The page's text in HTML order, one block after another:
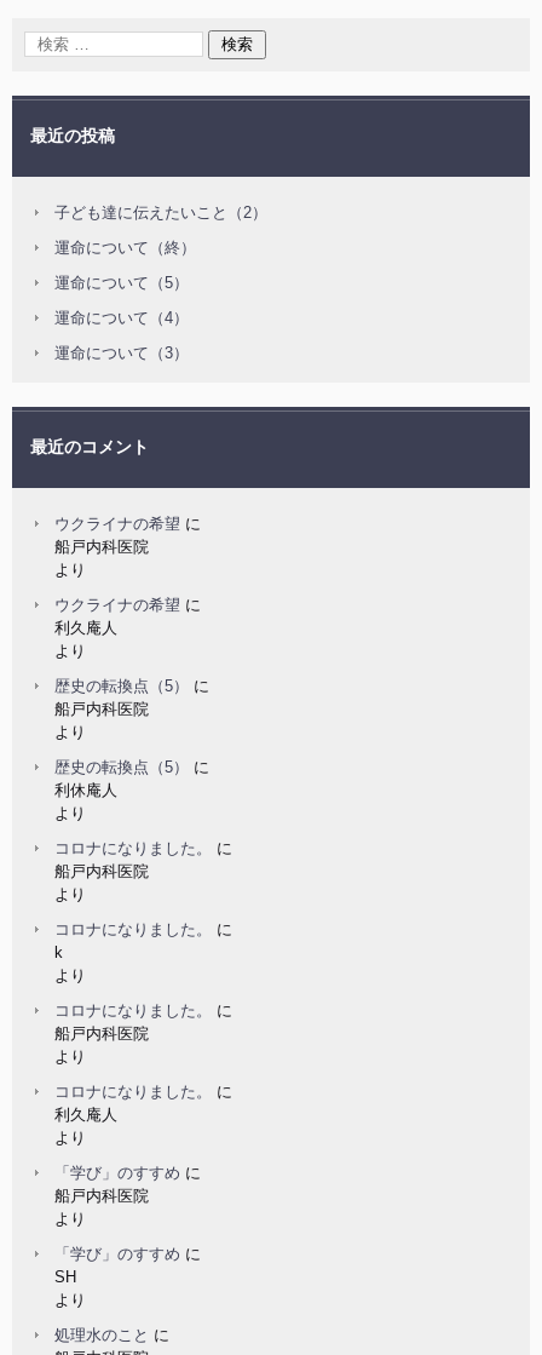
最近の投稿
子ども達に伝えたいこと（2）
運命について（終）
運命について（5）
運命について（4）
運命について（3）
最近のコメント
ウクライナの希望 に
船戸内科医院
より
ウクライナの希望 に
利久庵人
より
歴史の転換点（5）
に
船戸内科医院
より
歴史の転換点（5）
に
利休庵人
より
コロナになりました。
に
船戸内科医院
より
コロナになりました。
に
k
より
コロナになりました。
に
船戸内科医院
より
コロナになりました。
に
利久庵人
より
「学び」のすすめ に
船戸内科医院
より
「学び」のすすめ に
SH
より
処理水のこと に